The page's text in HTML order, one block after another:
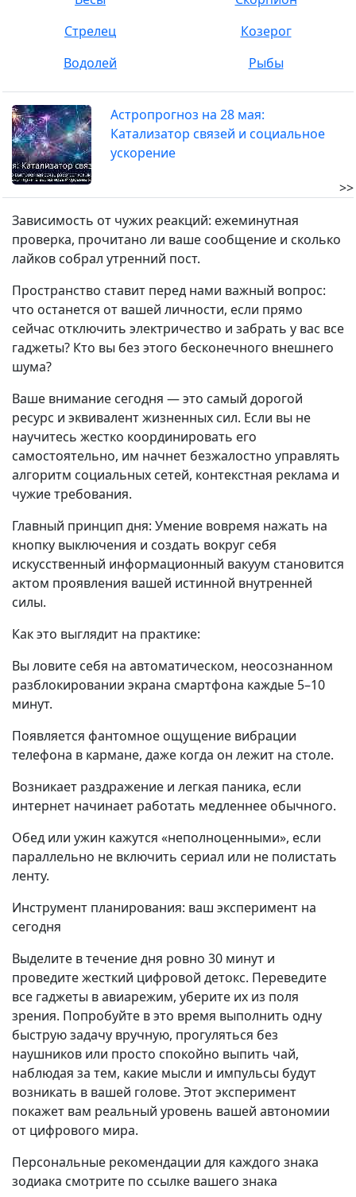
Стрелец
Козерог
Водолей
Рыбы
Астропрогноз на 28 мая:
Катализатор связей и социальное
ускорение
>>
Зависимость от чужих реакций: ежеминутная
проверка, прочитано ли ваше сообщение и сколько
лайков собрал утренний пост.
Пространство ставит перед нами важный вопрос:
что останется от вашей личности, если прямо
сейчас отключить электричество и забрать у вас все
гаджеты? Кто вы без этого бесконечного внешнего
шума?
Ваше внимание сегодня — это самый дорогой
ресурс и эквивалент жизненных сил. Если вы не
научитесь жестко координировать его
самостоятельно, им начнет безжалостно управлять
алгоритм социальных сетей, контекстная реклама и
чужие требования.
Главный принцип дня: Умение вовремя нажать на
кнопку выключения и создать вокруг себя
искусственный информационный вакуум становится
актом проявления вашей истинной внутренней
силы.
Как это выглядит на практике:
Вы ловите себя на автоматическом, неосознанном
разблокировании экрана смартфона каждые 5–10
минут.
Появляется фантомное ощущение вибрации
телефона в кармане, даже когда он лежит на столе.
Возникает раздражение и легкая паника, если
интернет начинает работать медленнее обычного.
Обед или ужин кажутся «неполноценными», если
параллельно не включить сериал или не полистать
ленту.
Инструмент планирования: ваш эксперимент на
сегодня
Выделите в течение дня ровно 30 минут и
проведите жесткий цифровой детокс. Переведите
все гаджеты в авиарежим, уберите их из поля
зрения. Попробуйте в это время выполнить одну
быструю задачу вручную, прогуляться без
наушников или просто спокойно выпить чай,
наблюдая за тем, какие мысли и импульсы будут
возникать в вашей голове. Этот эксперимент
покажет вам реальный уровень вашей автономии
от цифрового мира.
Персональные рекомендации для каждого знака
зодиака смотрите по ссылке вашего знака